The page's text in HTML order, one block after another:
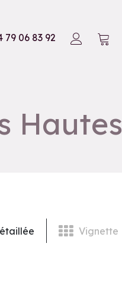
79 06 83 92
Hautes
Vignette